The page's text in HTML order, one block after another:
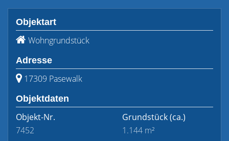
Objektart
Wohngrundstück
Adresse
17309 Pasewalk
Objektdaten
Objekt-Nr.
7452
Grundstück(ca.)
1.144 m²